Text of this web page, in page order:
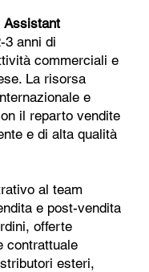
Assistant
3 anni di
commerciali e
La risorsa
e
il reparto vendite
e di alta qualità
al team
e post-vendita
offerte
contrattuale
esteri,